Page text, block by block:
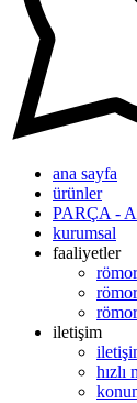
ana sayfa
ürünler
PARÇA -
kurumsal
faaliyetler
iletişim
hızlı